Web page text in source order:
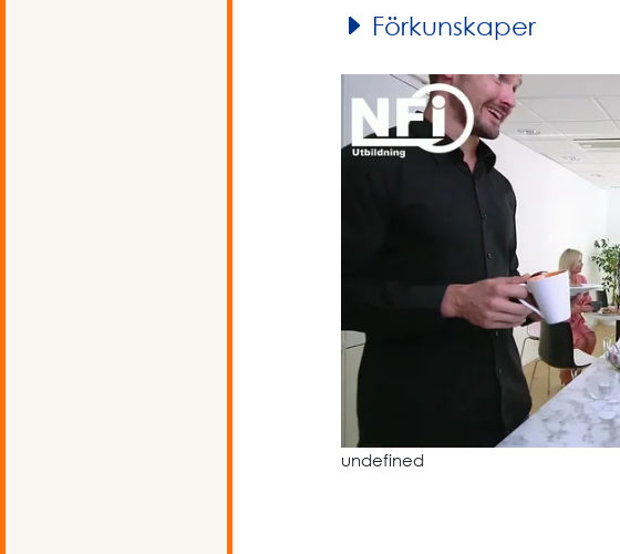
Förkunskaper
undefined